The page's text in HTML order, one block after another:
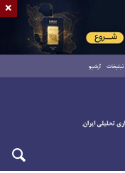
تبلیغات آرشیو
×